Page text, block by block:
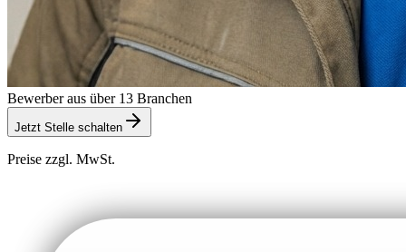
Bewerber aus über 13 Branchen
Jetzt Stelle schalten
Preise zzgl. MwSt.